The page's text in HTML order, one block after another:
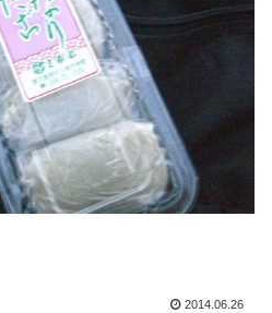
2014.06.26